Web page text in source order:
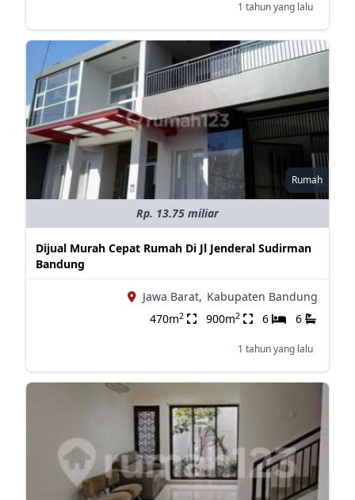
1 tahun yang lalu
Rumah
Rp. 13.75 miliar
Dijual Murah Cepat Rumah Di Jl Jenderal Sudirman
Bandung
Jawa Barat, Kabupaten Bandung
470m2 900m2 6 6
1 tahun yang lalu